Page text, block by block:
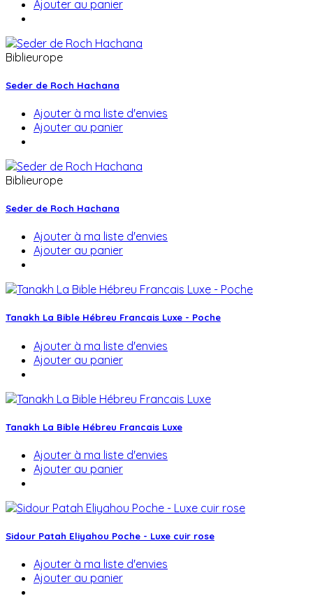
Ajouter au panier
Biblieurope
Seder de Roch Hachana
Ajouter à ma liste d'envies
Ajouter au panier
Biblieurope
Seder de Roch Hachana
Ajouter à ma liste d'envies
Ajouter au panier
Tanakh La Bible Hébreu Francais Luxe - Poche
Ajouter à ma liste d'envies
Ajouter au panier
Tanakh La Bible Hébreu Francais Luxe
Ajouter à ma liste d'envies
Ajouter au panier
Sidour Patah Eliyahou Poche - Luxe cuir rose
Ajouter à ma liste d'envies
Ajouter au panier